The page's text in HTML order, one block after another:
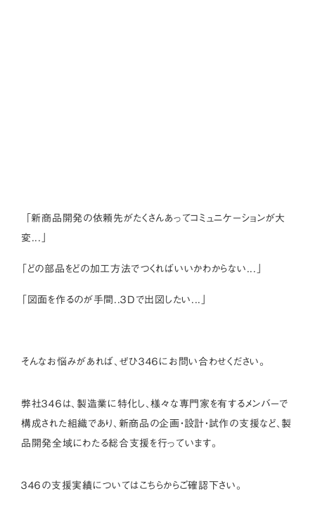
「新商品開発の依頼先がたくさんあってコミュニケーションが大
変...」
「どの部品をどの加工方法でつくればいいかわからない...」
「図面を作るのが手間..３Dで出図したい...」
そんなお悩みがあれば、ぜひ３４６にお問い合わせください。
弊社３４６は、製造業に特化し、様々な専門家を有するメンバーで
構成された組織であり、新商品の企画・設計・試作の支援など、製
品開発全域にわたる総合支援を行っています。
３４６の支援実績についてはこちらからご確認下さい。